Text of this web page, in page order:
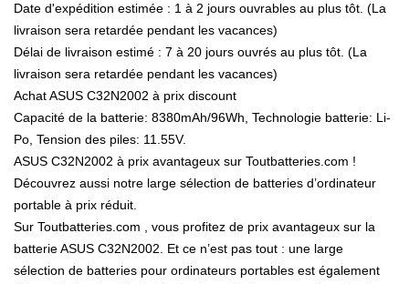
Date d'expédition estimée : 1 à 2 jours ouvrables au plus tôt. (La
livraison sera retardée pendant les vacances)
Délai de livraison estimé : 7 à 20 jours ouvrés au plus tôt. (La
livraison sera retardée pendant les vacances)
Achat ASUS C32N2002 à prix discount
Capacité de la batterie: 8380mAh/96Wh, Technologie batterie: Li-
Po, Tension des piles: 11.55V.
ASUS C32N2002 à prix avantageux sur Toutbatteries.com !
Découvrez aussi notre large sélection de batteries d’ordinateur
portable à prix réduit.
Sur Toutbatteries.com , vous profitez de prix avantageux sur la
batterie ASUS C32N2002. Et ce n’est pas tout : une large
sélection de batteries pour ordinateurs portables est également